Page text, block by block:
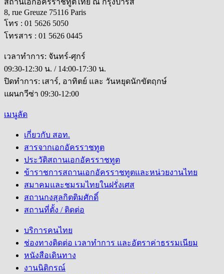
สถานเอกอัครราชทูตไทย ณ กรุงปารีส
8, rue Greuze 75116 Paris
โทร : 01 5626 5050
โทรสาร : 01 5626 0445
เวลาทำการ: จันทร์-ศุกร์
09:30-12:30 น. / 14:00-17:30 น.
ปิดทำการ: เสาร์, อาทิตย์ และ วันหยุดนักขัตฤกษ์
แผนกวีซ่า 09:30-12:00
เมนูลัด
เกี่ยวกับ สอท.
สารจากเอกอัครราชทูต
ประวัติสถานเอกอัครราชทูต
ข้าราชการสถานเอกอัครราชทูตและหน่วยงานไทย
สมาคมและชมรมไทยในฝรั่งเศส
สถานกงสุลกิตติมศักดิ์
สถานที่ตั้ง / ติดต่อ
บริการคนไทย
ช่องทางติดต่อ เวลาทำการ และอัตราค่าธรรมเนียม
หนังสือเดินทาง
งานนิติกรณ์